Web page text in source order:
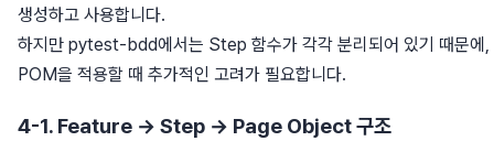
생성하고 사용합니다.
하지만 pytest-bdd에서는 Step 함수가 각각 분리되어 있기 때문에,
POM을 적용할 때 추가적인 고려가 필요합니다.
4-1. Feature → Step → Page Object 구조